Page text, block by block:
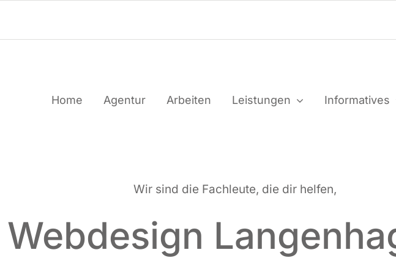
Home Agen­tur Arbei­ten Leis­tun­gen Infor­ma­ti­ves
Wir sind die Fach­leu­te, die dir helfen,
Webdesign